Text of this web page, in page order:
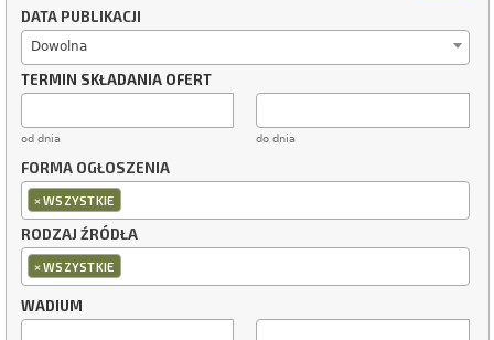
DATA PUBLIKACJI
Dowolna
TERMIN SKŁADANIA OFERT
od dnia do dnia
FORMA OGŁOSZENIA
×WSZYSTKIE
RODZAJ ŹRÓDŁA
×WSZYSTKIE
WADIUM